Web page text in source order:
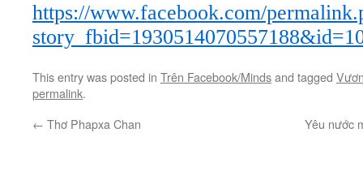
https://www.facebook.com/
This entry was posted in Trên Facebook/Mindsand tagged
permalink.
← Thơ Phapxa Chan Yêu nước